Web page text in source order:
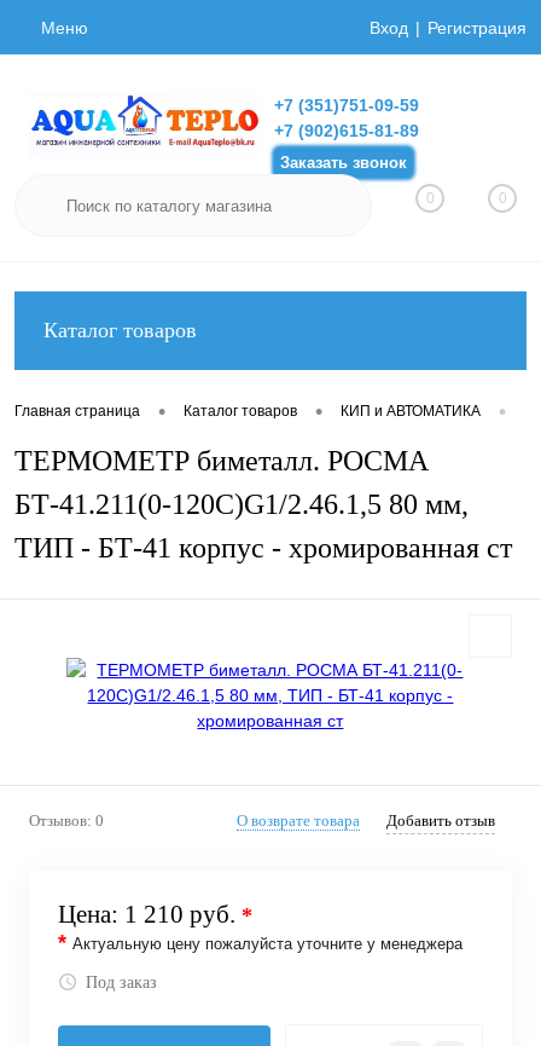
Меню Вход Регистрация
+7 (351)751-09-59
+7 (902)615-81-89
Заказать звонок
0 0
Каталог товаров
Главная страница • Каталог товаров • КИП и АВТОМАТИКА •
ТЕРМОМЕТР биметалл. РОСМА
БТ-41.211(0-120С)G1/2.46.1,5 80 мм,
ТИП - БТ-41 корпус - хромированная ст
Отзывов: 0 О возврате товара Добавить отзыв
Цена: 1 210 руб. *
* Актуальную цену пожалуйста уточните у менеджера
Под заказ